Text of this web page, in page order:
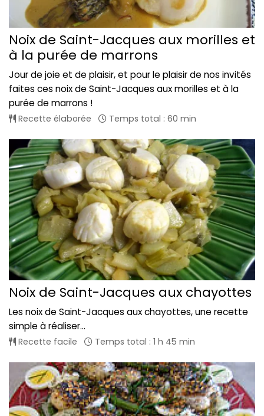
Noix de Saint-Jacques aux morilles et
à la purée de marrons
Jour de joie et de plaisir, et pour le plaisir de nos invités
faites ces noix de Saint-Jacques aux morilles et à la
purée de marrons !
Recette élaborée Temps total : 60 min
Noix de Saint-Jacques aux chayottes
Les noix de Saint-Jacques aux chayottes, une recette
simple à réaliser...
Recette facile Temps total : 1 h 45 min